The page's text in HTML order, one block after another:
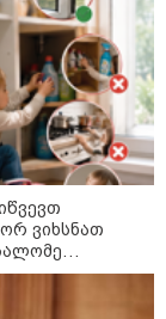
წესი და
ვიხსნათ